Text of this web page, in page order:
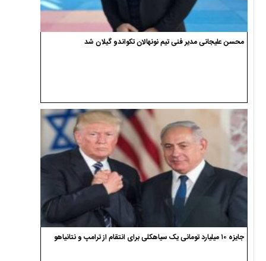
محسن علیجانی مدیر فنی تیم نونهالان تکواندو گیلان شد
جایزه ۱۰ میلیارد تومانی یک سیاهکلی برای انتقام از ترامپ و نتانیاهو